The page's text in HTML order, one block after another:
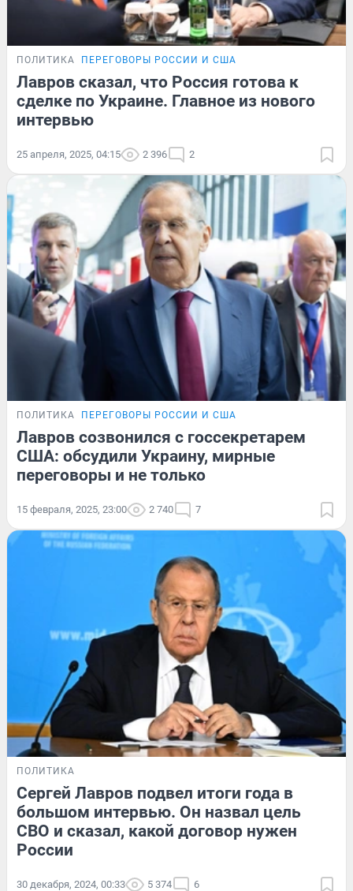
ПОЛИТИКА ПЕРЕГОВОРЫ РОССИИ И США
Лавров сказал, что Россия готова к
сделке по Украине. Главное из нового
интервью
25 апреля, 2025, 04:15 2 396 2
ПОЛИТИКА ПЕРЕГОВОРЫ РОССИИ И США
Лавров созвонился с госсекретарем
США: обсудили Украину, мирные
переговоры и не только
15 февраля, 2025, 23:00 2 740 7
ПОЛИТИКА
Сергей Лавров подвел итоги года в
большом интервью. Он назвал цель
СВО и сказал, какой договор нужен
России
30 декабря, 2024, 00:33 5 374 6